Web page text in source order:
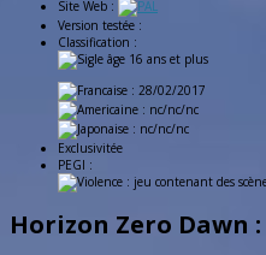
Site Web :
Version testée :
Classification :
: 28/02/2017
: nc/nc/nc
: nc/nc/nc
Exclusivitée
PEGI :
Horizon Zero Dawn